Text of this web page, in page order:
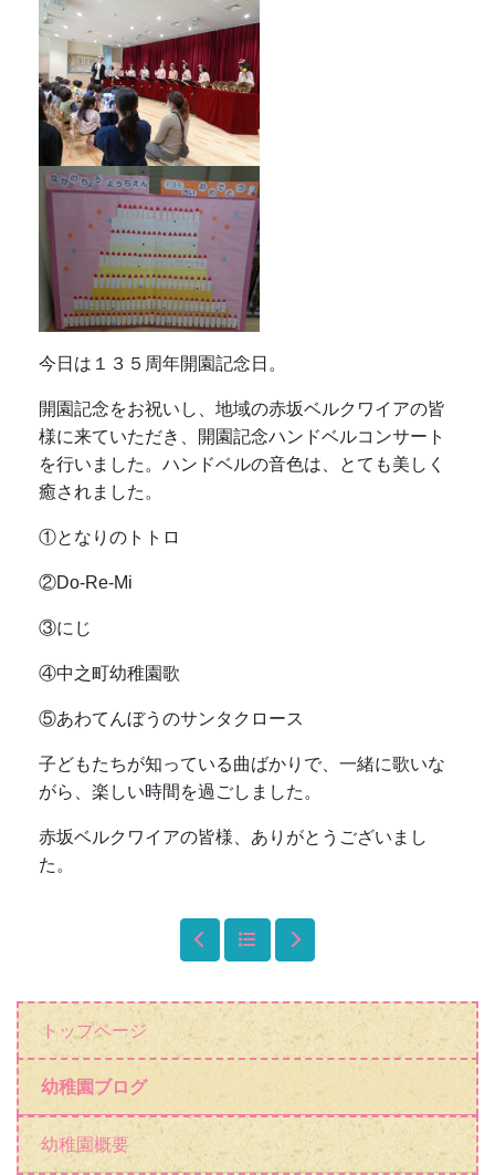
トップページ
幼稚園ブログ
幼稚園概要
今日は１３５周年開園記念日。
開園記念をお祝いし、地域の赤坂ベルクワイアの皆
様に来ていただき、開園記念ハンドベルコンサート
を行いました。ハンドベルの音色は、とても美しく
癒されました。
①となりのトトロ
②Do-Re-Mi
③にじ
④中之町幼稚園歌
⑤あわてんぼうのサンタクロース
子どもたちが知っている曲ばかりで、一緒に歌いな
がら、楽しい時間を過ごしました。
赤坂ベルクワイアの皆様、ありがとうございまし
た。